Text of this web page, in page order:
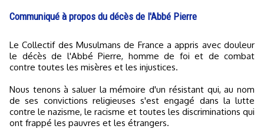
Communiqué à propos du décès de l'Abbé Pierre
Le Collectif des Musulmans de France a appris avec douleur
le décès de l'Abbé Pierre, homme de foi et de combat
contre toutes les misères et les injustices.
Nous tenons à saluer la mémoire d'un résistant qui, au nom
de ses convictions religieuses s'est engagé dans la lutte
contre le nazisme, le racisme et toutes les discriminations qui
ont frappé les pauvres et les étrangers.